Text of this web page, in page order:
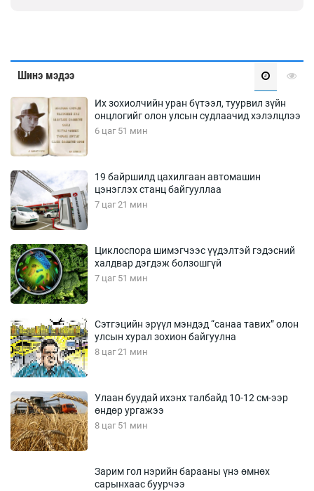
Шинэ мэдээ
Их зохиолчийн уран бүтээл, туурвил зүйн
онцлогийг олон улсын судлаачид хэлэлцлээ
6 цаг 51 мин
19 байршилд цахилгаан автомашин
цэнэглэх станц байгууллаа
7 цаг 21 мин
Циклоспора шимэгчээс үүдэлтэй гэдэсний
халдвар дэгдэж болзошгүй
7 цаг 51 мин
Сэтгэцийн эрүүл мэндэд “санаа тавих” олон
улсын хурал зохион байгуулна
8 цаг 21 мин
Улаан буудай ихэнх талбайд 10-12 см-ээр
өндөр ургажээ
8 цаг 51 мин
Зарим гол нэрийн барааны үнэ өмнөх
сарынхаас буурчээ